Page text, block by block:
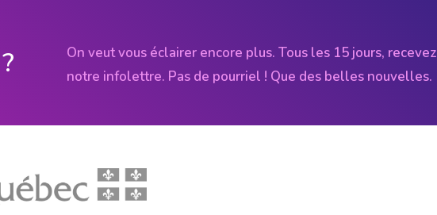
On veut vous éclairer encore plus. Tous les 15 jours, recevez
notre infolettre. Pas de pourriel ! Que des belles nouvelles.